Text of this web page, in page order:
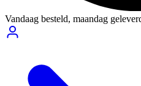
Vandaag besteld, maandag